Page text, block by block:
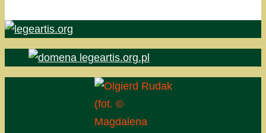
(fot. ©
Magdalena